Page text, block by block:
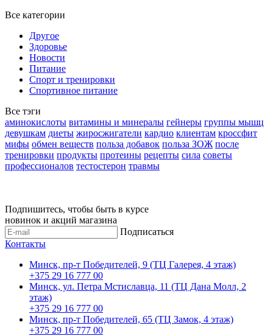
Все категории
Другое
Здоровье
Новости
Питание
Спорт и тренировки
Спортивное питание
Все тэги
аминокислоты витамины и минералы гейнеры группы мышц
девушкам диеты жиросжигатели кардио клиентам кроссфит
мифы обмен веществ польза добавок польза ЗОЖ после
тренировки продукты протеины рецепты сила советы
профессионалов тестостерон травмы
Подпишитесь, чтобы быть в курсе
новинок и акций магазина
Подписаться
Контакты
Минск, пр-т Победителей, 9 (ТЦ Галерея, 4 этаж)
+375 29 16 777 00
Минск, ул. Петра Мстиславца, 11 (ТЦ Дана Молл, 2
этаж)
+375 29 16 777 00
Минск, пр-т Победителей, 65 (ТЦ Замок, 4 этаж)
+375 29 16 777 00